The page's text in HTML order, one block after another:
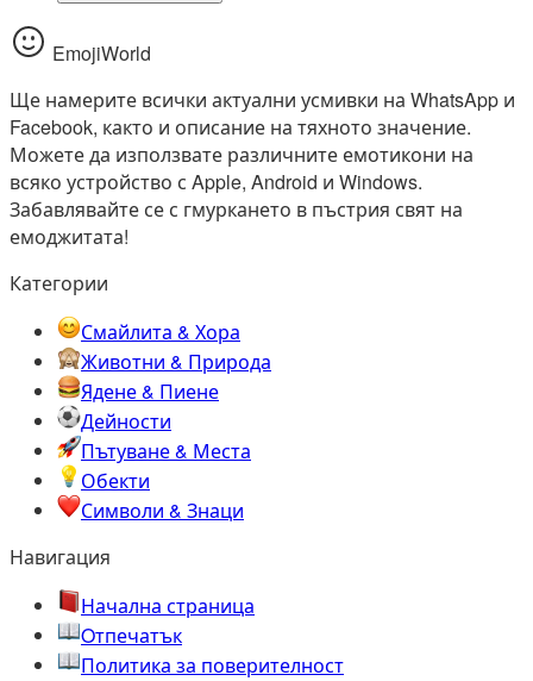
EmojiWorld
Ще намерите всички актуални усмивки на WhatsApp и
Facebook, както и описание на тяхното значение.
Можете да използвате различните емотикони на
всяко устройство с Apple, Android и Windows.
Забавлявайте се с гмуркането в пъстрия свят на
емоджитата!
Категории
Смайлита & Хора
Животни & Природа
Ядене & Пиене
Дейности
Пътуване & Места
Обекти
Символи & Знаци
Навигация
Начална страница
Oтпечатък
Политика за поверителност